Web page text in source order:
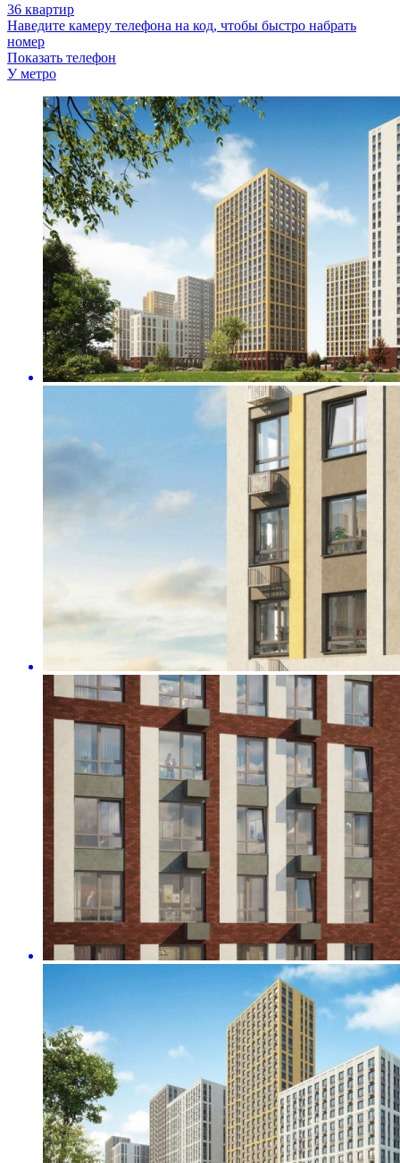
36 квартир
Наведите камеру телефона на код, чтобы быстро набрать
номер
Показать телефон
У метро